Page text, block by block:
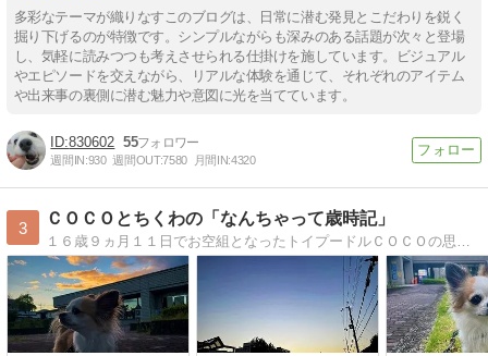
多彩なテーマが織りなすこのブログは、日常に潜む発見とこだわりを鋭く
掘り下げるのが特徴です。シンプルながらも深みのある話題が次々と登場
し、気軽に読みつつも考えさせられる仕掛けを施しています。ビジュアル
やエピソードを交えながら、リアルな体験を通じて、それぞれのアイテム
や出来事の裏側に潜む魅力や意図に光を当てています。
830602 55
週間IN:930 週間OUT:7580 月間IN:4320
3
ＣＯＣＯとちくわの「なんちゃって歳時記」